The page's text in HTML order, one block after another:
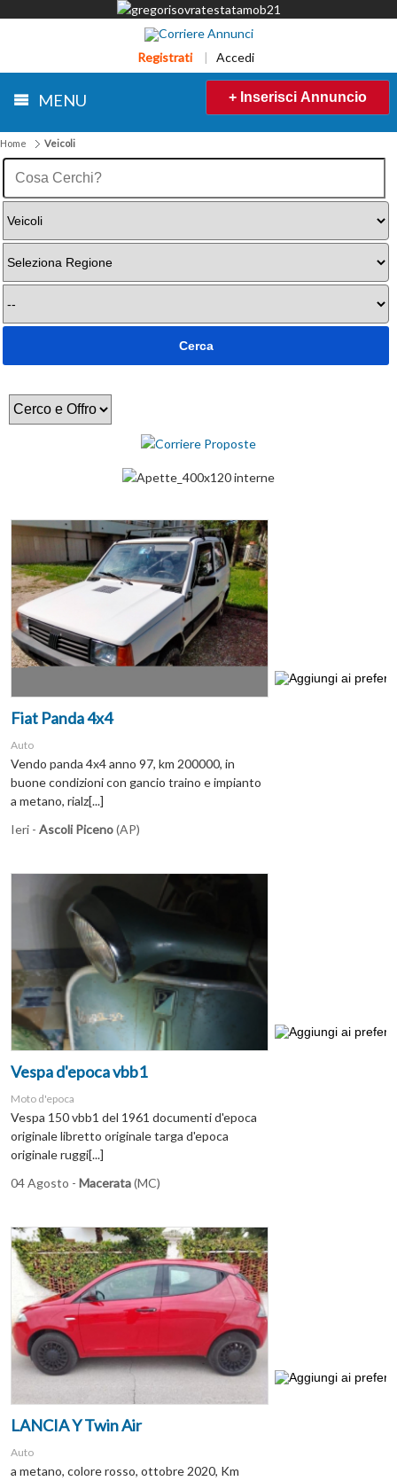
Registrati | Accedi
MENU + Inserisci Annuncio
Home Veicoli
Fiat Panda 4x4
Auto
Vendo panda 4x4 anno 97, km 200000, in
buone condizioni con gancio traino e impianto
a metano, rialz[...]
Ieri - Ascoli Piceno(AP)
Vespa d'epoca vbb1
Moto d'epoca
Vespa 150 vbb1 del 1961 documenti d'epoca
originale libretto originale targa d'epoca
originale ruggi[...]
04 Agosto - Macerata(MC)
LANCIA Y Twin Air
Auto
a metano, colore rosso, ottobre 2020, Km